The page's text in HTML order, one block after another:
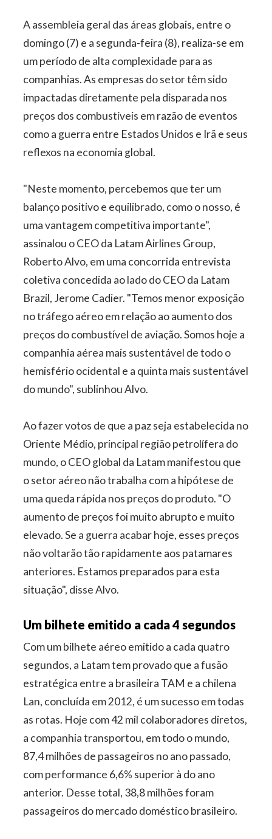
A assembleia geral das áreas globais, entre o
domingo (7) e a segunda-feira (8), realiza-se em
um período de alta complexidade para as
companhias. As empresas do setor têm sido
impactadas diretamente pela disparada nos
preços dos combustíveis em razão de eventos
como a guerra entre Estados Unidos e Irã e seus
reflexos na economia global.
"Neste momento, percebemos que ter um
balanço positivo e equilibrado, como o nosso, é
uma vantagem competitiva importante",
assinalou o CEO da Latam Airlines Group,
Roberto Alvo, em uma concorrida entrevista
coletiva concedida ao lado do CEO da Latam
Brazil, Jerome Cadier. "Temos menor exposição
no tráfego aéreo em relação ao aumento dos
preços do combustível de aviação. Somos hoje a
companhia aérea mais sustentável de todo o
hemisfério ocidental e a quinta mais sustentável
do mundo", sublinhou Alvo.
Ao fazer votos de que a paz seja estabelecida no
Oriente Médio, principal região petrolífera do
mundo, o CEO global da Latam manifestou que
o setor aéreo não trabalha com a hipótese de
uma queda rápida nos preços do produto. "O
aumento de preços foi muito abrupto e muito
elevado. Se a guerra acabar hoje, esses preços
não voltarão tão rapidamente aos patamares
anteriores. Estamos preparados para esta
situação", disse Alvo.
Um bilhete emitido a cada 4 segundos
Com um bilhete aéreo emitido a cada quatro
segundos, a Latam tem provado que a fusão
estratégica entre a brasileira TAM e a chilena
Lan, concluída em 2012, é um sucesso em todas
as rotas. Hoje com 42 mil colaboradores diretos,
a companhia transportou, em todo o mundo,
87,4 milhões de passageiros no ano passado,
com performance 6,6% superior à do ano
anterior. Desse total, 38,8 milhões foram
passageiros do mercado doméstico brasileiro.